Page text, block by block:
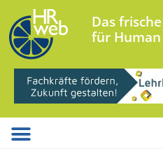
Das
für Human